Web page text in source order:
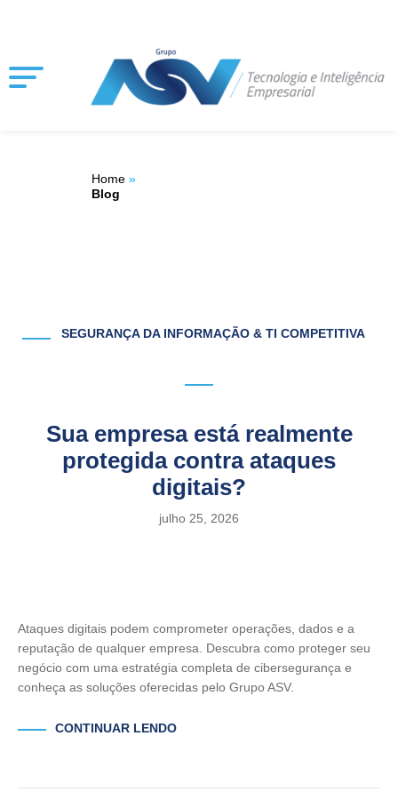
conteúdo
CLIENTE
Home »
Blog
SEGURANÇA DA INFORMAÇÃO & TI COMPETITIVA
Sua empresa está realmente
protegida contra ataques
digitais?
julho 25, 2026
Ataques digitais podem comprometer operações, dados e a
reputação de qualquer empresa. Descubra como proteger seu
negócio com uma estratégia completa de cibersegurança e
conheça as soluções oferecidas pelo Grupo ASV.
CONTINUAR LENDO